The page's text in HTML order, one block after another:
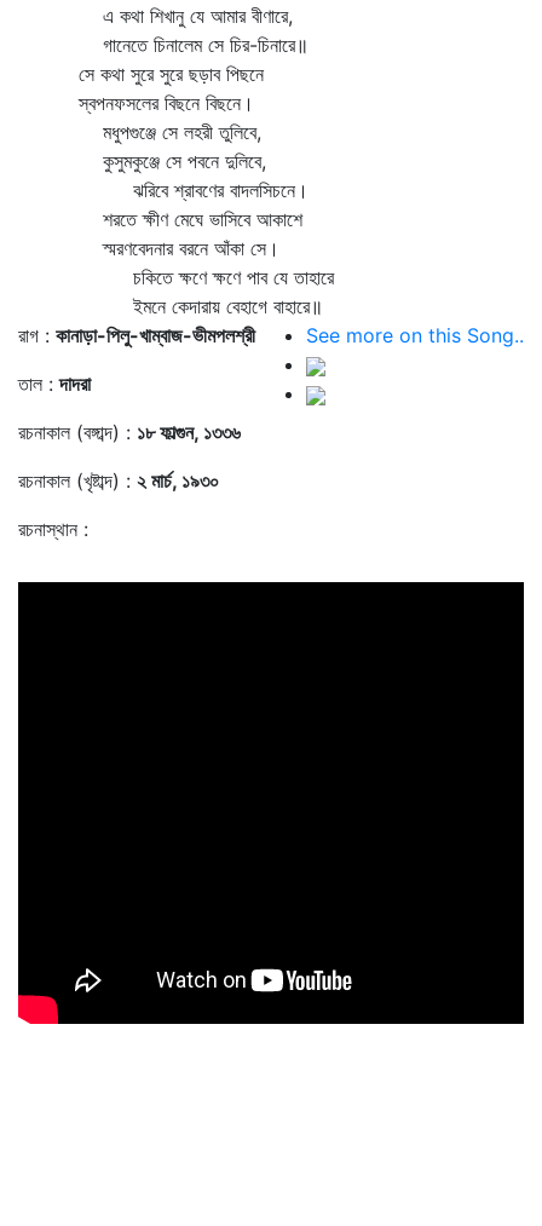
এ কথা শিখানু যে আমার বীণারে,
গানেতে চিনালেম সে চির-চিনারে॥
সে কথা সুরে সুরে ছড়াব পিছনে
স্বপনফসলের বিছনে বিছনে।
মধুপগুঞ্জে সে লহরী তুলিবে,
কুসুমকুঞ্জে সে পবনে দুলিবে,
ঝরিবে শ্রাবণের বাদলসিচনে।
শরতে ক্ষীণ মেঘে ভাসিবে আকাশে
স্মরণবেদনার বরনে আঁকা সে।
চকিতে ক্ষণে ক্ষণে পাব যে তাহারে
ইমনে কেদারায় বেহাগে বাহারে॥
রাগ : কানাড়া-পিলু-খাম্বাজ-ভীমপলশ্রী
তাল :দাদরা
রচনাকাল (বঙ্গাব্দ) : ১৮ ফাল্গুন, ১৩৩৬
রচনাকাল (খৃষ্টাব্দ) : ২ মার্চ, ১৯৩০
রচনাস্থান :
See more on this Song..